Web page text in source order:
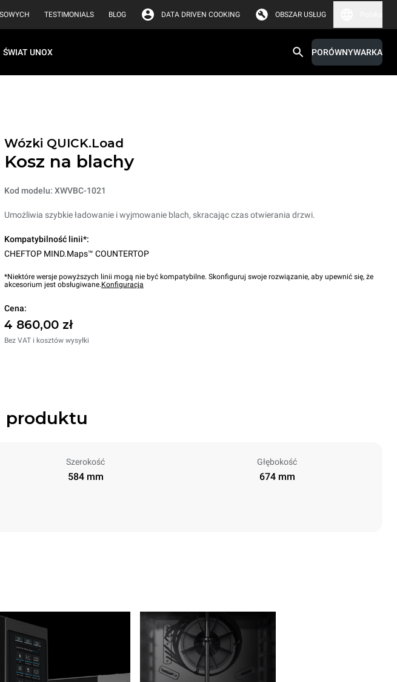
TESTIMONIALS BLOG DATA DRIVEN COOKING OBSZAR USŁUG
ŚWIAT UNOX PORÓWNYWARKA
Wózki QUICK.Load
Kosz na blachy
Kod modelu: XWVBC-1021
Umożliwia szybkie ładowanie i wyjmowanie blach, skracając czas otwierania drzwi.
Kompatybilność linii*:
CHEFTOP MIND.Maps™ COUNTERTOP
*Niektóre wersje powyższych linii mogą nie być kompatybilne. Skonfiguruj swoje rozwiązanie, aby upewnić się, że
akcesorium jest obsługiwane.Konfiguracja
Cena:
4 860,00 zł
Bez VAT i kosztów wysyłki
produktu
Szerokość
584 mm
Głębokość
674 mm